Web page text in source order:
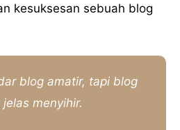
kesuksesan sebuah blog
blog amatir, tapi blog
menyihir.